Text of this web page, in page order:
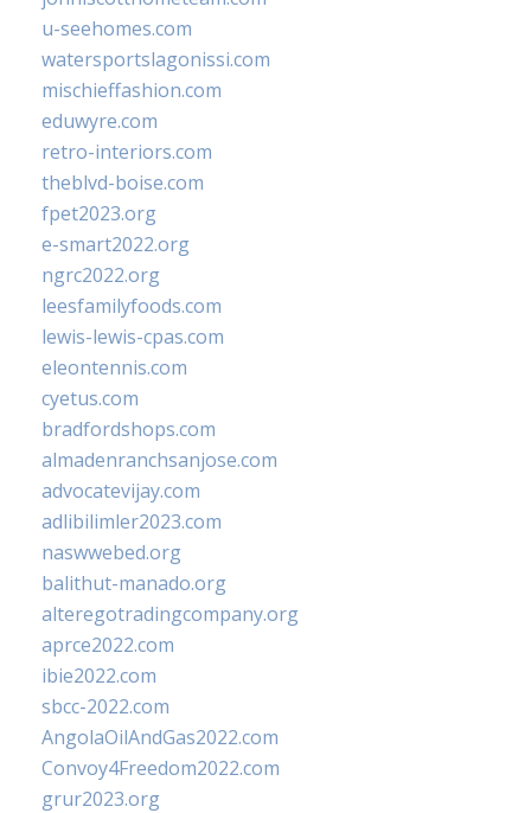
u-seehomes.com
watersportslagonissi.com
mischieffashion.com
eduwyre.com
retro-interiors.com
theblvd-boise.com
fpet2023.org
e-smart2022.org
ngrc2022.org
leesfamilyfoods.com
lewis-lewis-cpas.com
eleontennis.com
cyetus.com
bradfordshops.com
almadenranchsanjose.com
advocatevijay.com
adlibilimler2023.com
naswwebed.org
balithut-manado.org
alteregotradingcompany.org
aprce2022.com
ibie2022.com
sbcc-2022.com
AngolaOilAndGas2022.com
Convoy4Freedom2022.com
grur2023.org